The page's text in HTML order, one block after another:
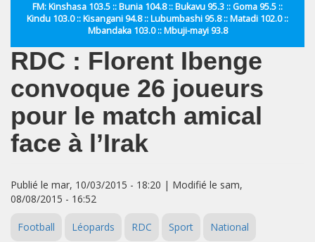
FM: Kinshasa 103.5 :: Bunia 104.8 :: Bukavu 95.3 :: Goma 95.5 ::
Kindu 103.0 :: Kisangani 94.8 :: Lubumbashi 95.8 :: Matadi 102.0 ::
Mbandaka 103.0 :: Mbuji-mayi 93.8
RDC : Florent Ibenge
convoque 26 joueurs
pour le match amical
face à l’Irak
Publié le mar, 10/03/2015 - 18:20 | Modifié le sam,
08/08/2015 - 16:52
Football Léopards RDC Sport National